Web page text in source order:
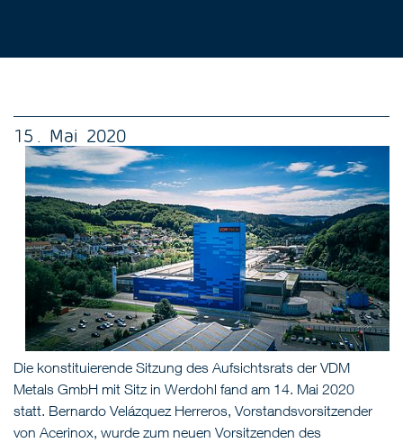
15 . Mai 2020
Die konstituierende Sitzung des Aufsichtsrats der VDM
Metals GmbH mit Sitz in Werdohl fand am 14. Mai 2020
statt. Bernardo Velázquez Herreros, Vorstandsvorsitzender
von Acerinox, wurde zum neuen Vorsitzenden des